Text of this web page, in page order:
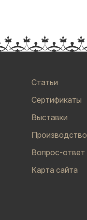
Статьи
Сертификаты
Выставки
Производство
Вопрос-ответ
Карта сайта